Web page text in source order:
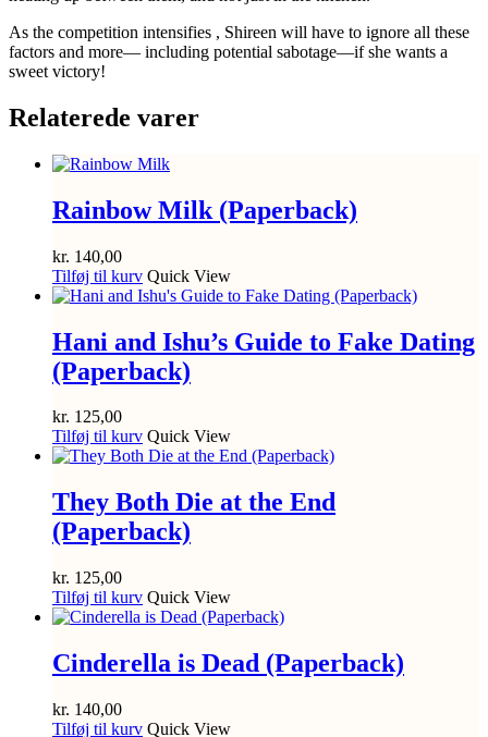
As the competition intensifies , Shireen will have to ignore all these
factors and more— including potential sabotage—if she wants a
sweet victory!
Relaterede varer
Rainbow Milk (Paperback)
kr. 140,00
Tilføj til kurv Quick View
Hani and Ishu’s Guide to Fake Dating
(Paperback)
kr. 125,00
Tilføj til kurv Quick View
They Both Die at the End
(Paperback)
kr. 125,00
Tilføj til kurv Quick View
Cinderella is Dead (Paperback)
kr. 140,00
Tilføj til kurv Quick View